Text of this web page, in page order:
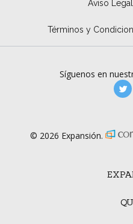
Aviso
Términos y
Síguenos en
© 2026 Expansión.